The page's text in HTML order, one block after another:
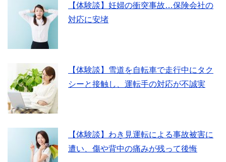
【体験談】妊婦の衝突事故…保険会社の
対応に安堵
【体験談】雪道を自転車で走行中にタク
シーと接触し、運転手の対応が不誠実
【体験談】わき見運転による事故被害に
遭い、傷や背中の痛みが残って後悔